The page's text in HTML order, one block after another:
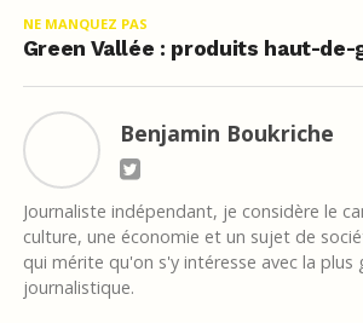
NE MANQUEZ PAS
Green Vallée : produits haut-de-
Benjamin Boukriche
Journaliste indépendant, je considère le
culture, une économie et un sujet de
qui mérite qu'on s'y intéresse avec la plus
journalistique.